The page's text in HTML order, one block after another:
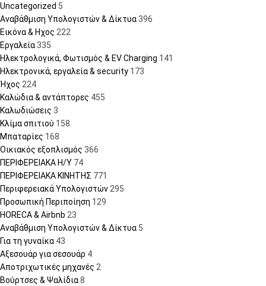
Uncategorized 5
Αναβάθμιση Υπολογιστών & Δίκτυα 396
Εικόνα & Ηχος 222
Εργαλεία 335
Ηλεκτρολογικά, Φωτισμός & EV Charging 141
Ηλεκτρονικά, εργαλεία & security 173
Ήχος 224
Καλώδια & αντάπτορες 455
Καλωδιώσεις 3
Κλίμα σπιτιού 158
Μπαταρίες 168
Οικιακός εξοπλισμός 366
ΠΕΡΙΦΕΡΕΙΑΚΑ Η/Υ 74
ΠΕΡΙΦΕΡΕΙΑΚΑ ΚΙΝΗΤΗΣ 771
Περιφερειακά Υπολογιστών295
Προσωπική Περιποίηση 129
HORECA & Airbnb 23
Αναβάθμιση Υπολογιστών & Δίκτυα 5
Για τη γυναίκα 43
Αξεσουάρ για σεσουάρ 4
Αποτριχωτικές μηχανές 2
Βούρτσες & Ψαλίδια8